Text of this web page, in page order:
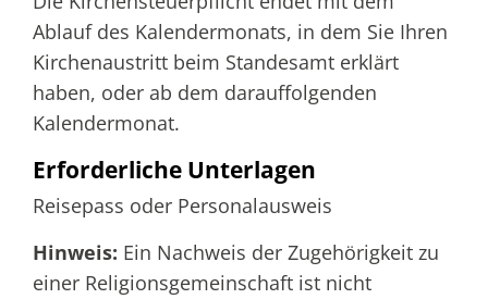
Ablauf des Kalendermonats, in dem Sie Ihren
Kirchenaustritt beim Standesamt erklärt
haben, oder ab dem darauffolgenden
Kalendermonat.
Erforderliche Unterlagen
Reisepass oder Personalausweis
Hinweis: Ein Nachweis der Zugehörigkeit zu
einer Religionsgemeinschaft ist nicht